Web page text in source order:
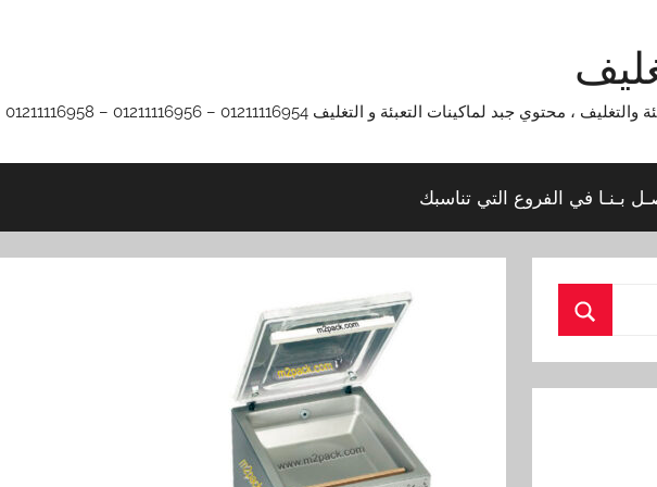
لماكينات التعبئة و التغليف 01211116954 – 01211116956 – 01211116958
بـنـا في الفروع التي تناسبك